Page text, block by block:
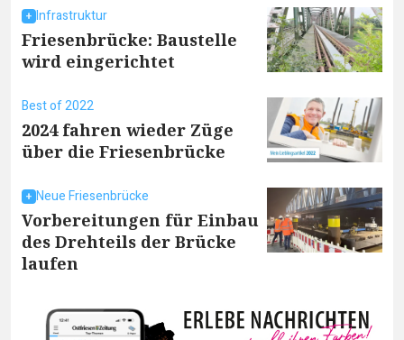
Infrastruktur
Friesenbrücke: Baustelle
wird eingerichtet
Best of 2022
2024 fahren wieder Züge
über die Friesenbrücke
Neue Friesenbrücke
Vorbereitungen für Einbau
des Drehteils der Brücke
laufen